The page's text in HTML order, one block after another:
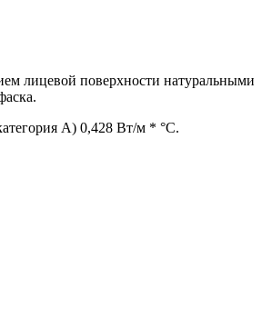
лицевой поверхности натуральными
А) 0,428 Вт/м * °С.